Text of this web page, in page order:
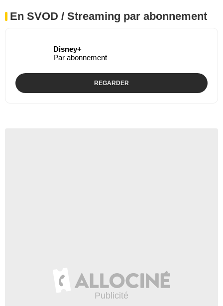
En SVOD / Streaming par abonnement
Disney+
Par abonnement
REGARDER